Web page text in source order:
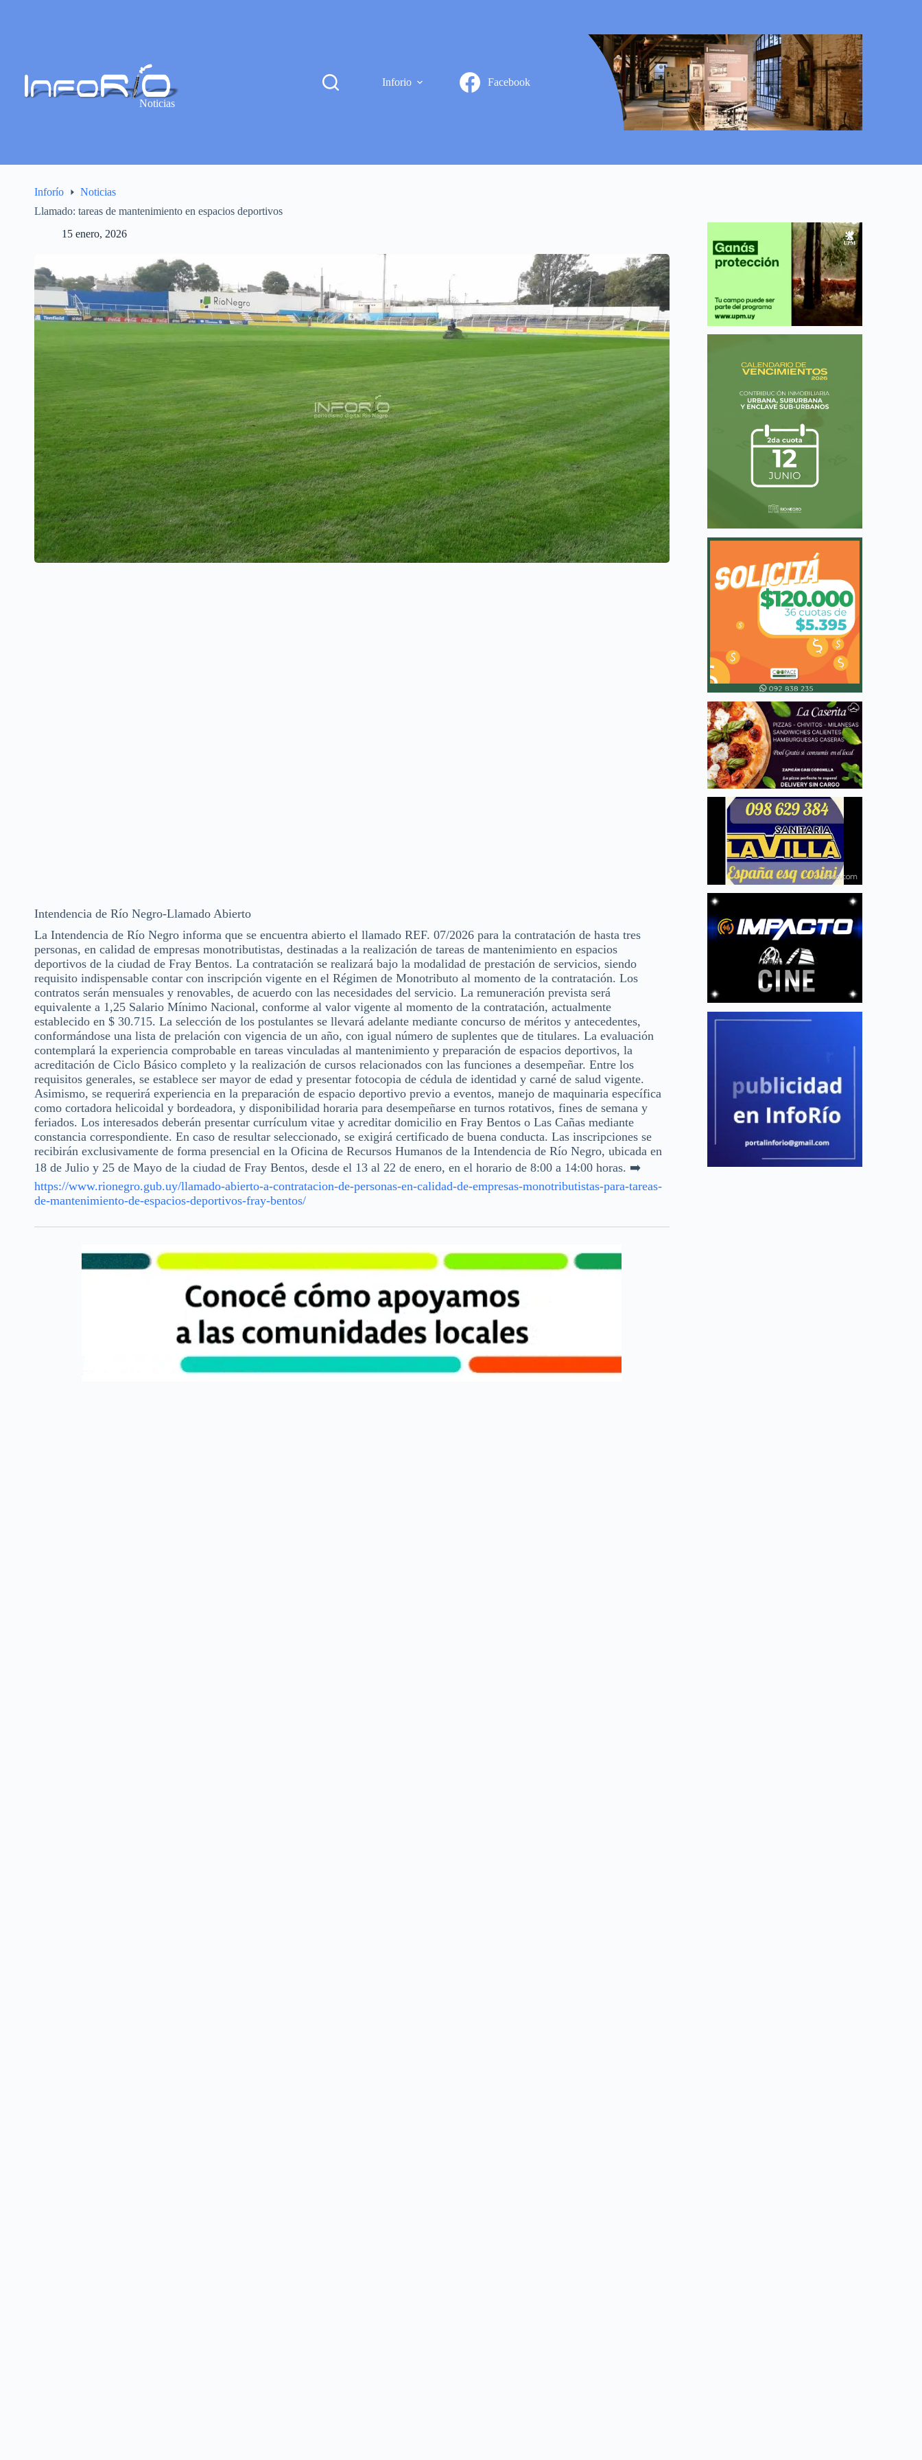
Noticias
Inforio Facebook
Inforío
Noticias
Llamado: tareas de mantenimiento en espacios deportivos
15 enero, 2026
Intendencia de Río Negro-Llamado Abierto
La Intendencia de Río Negro informa que se encuentra abierto el llamado REF. 07/2026 para la contratación de hasta tres
personas, en calidad de empresas monotributistas, destinadas a la realización de tareas de mantenimiento en espacios
deportivos de la ciudad de Fray Bentos. La contratación se realizará bajo la modalidad de prestación de servicios, siendo
requisito indispensable contar con inscripción vigente en el Régimen de Monotributo al momento de la contratación. Los
contratos serán mensuales y renovables, de acuerdo con las necesidades del servicio. La remuneración prevista será
equivalente a 1,25 Salario Mínimo Nacional, conforme al valor vigente al momento de la contratación, actualmente
establecido en $ 30.715. La selección de los postulantes se llevará adelante mediante concurso de méritos y antecedentes,
conformándose una lista de prelación con vigencia de un año, con igual número de suplentes que de titulares. La evaluación
contemplará la experiencia comprobable en tareas vinculadas al mantenimiento y preparación de espacios deportivos, la
acreditación de Ciclo Básico completo y la realización de cursos relacionados con las funciones a desempeñar. Entre los
requisitos generales, se establece ser mayor de edad y presentar fotocopia de cédula de identidad y carné de salud vigente.
Asimismo, se requerirá experiencia en la preparación de espacio deportivo previo a eventos, manejo de maquinaria específica
como cortadora helicoidal y bordeadora, y disponibilidad horaria para desempeñarse en turnos rotativos, fines de semana y
feriados. Los interesados deberán presentar currículum vitae y acreditar domicilio en Fray Bentos o Las Cañas mediante
constancia correspondiente. En caso de resultar seleccionado, se exigirá certificado de buena conducta. Las inscripciones se
recibirán exclusivamente de forma presencial en la Oficina de Recursos Humanos de la Intendencia de Río Negro, ubicada en
18 de Julio y 25 de Mayo de la ciudad de Fray Bentos, desde el 13 al 22 de enero, en el horario de 8:00 a 14:00 horas. ➡️
https://www.rionegro.gub.uy/llamado-abierto-a-contratacion-de-personas-en-calidad-de-empresas-monotributistas-para-tareas-
de-mantenimiento-de-espacios-deportivos-fray-bentos/